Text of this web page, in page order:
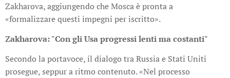
Zakharova, aggiungendo che Mosca è pronta a
«formalizzare questi impegni per iscritto».
Zakharova: "Con gli Usa progressi lenti ma costanti"
Secondo la portavoce, il dialogo tra Russia e Stati Uniti
prosegue, seppur a ritmo contenuto. «Nel processo